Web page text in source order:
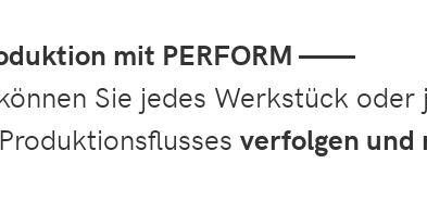
mit PERFORM ——
Sie jedes Werkstück
verfolgen und